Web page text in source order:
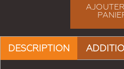
DESCRIPTION